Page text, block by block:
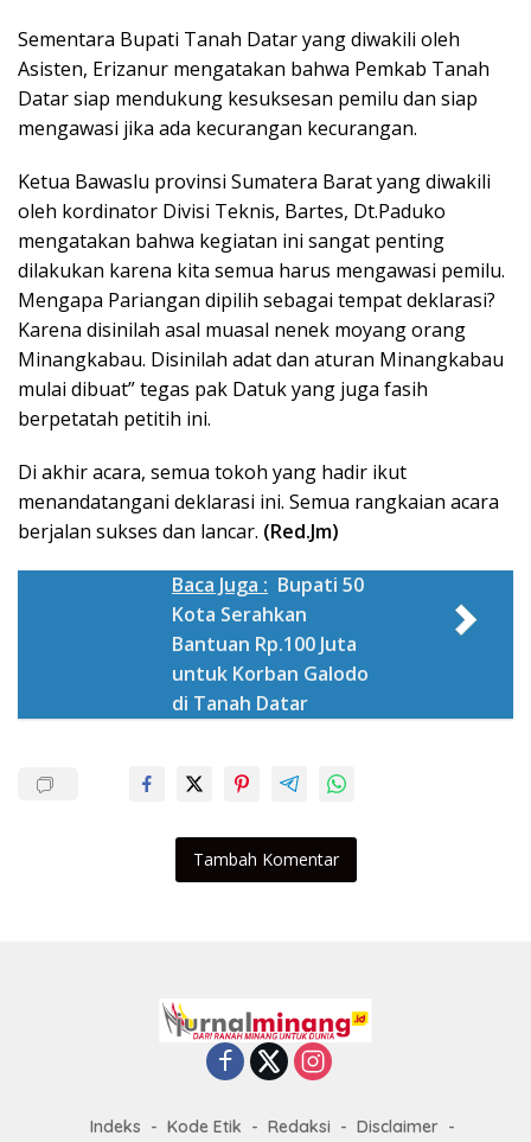
Sementara Bupati Tanah Datar yang diwakili oleh
Asisten, Erizanur mengatakan bahwa Pemkab Tanah
Datar siap mendukung kesuksesan pemilu dan siap
mengawasi jika ada kecurangan kecurangan.
Ketua Bawaslu provinsi Sumatera Barat yang diwakili
oleh kordinator Divisi Teknis, Bartes, Dt.Paduko
mengatakan bahwa kegiatan ini sangat penting
dilakukan karena kita semua harus mengawasi pemilu.
Mengapa Pariangan dipilih sebagai tempat deklarasi?
Karena disinilah asal muasal nenek moyang orang
Minangkabau. Disinilah adat dan aturan Minangkabau
mulai dibuat” tegas pak Datuk yang juga fasih
berpetatah petitih ini.
Di akhir acara, semua tokoh yang hadir ikut
menandatangani deklarasi ini. Semua rangkaian acara
berjalan sukses dan lancar. (Red.Jm)
Baca Juga : Bupati 50
Kota Serahkan
Bantuan Rp.100 Juta
untuk Korban Galodo
di Tanah Datar
Tambah Komentar
Indeks Kode Etik Redaksi Disclaimer